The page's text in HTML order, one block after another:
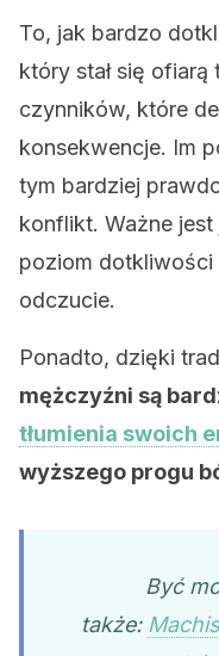
To, jak bardzo
który stał się ofiarą
czynników, które
konsekwencje. Im
tym bardziej
konflikt. Ważne
poziom
odczucie.
Ponadto, dzięki
mężczyźni są
tłumienia swoich
wyższego progu
Być
także: